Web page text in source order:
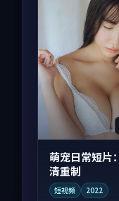
萌宠日常短片
清重制
短视频 2022